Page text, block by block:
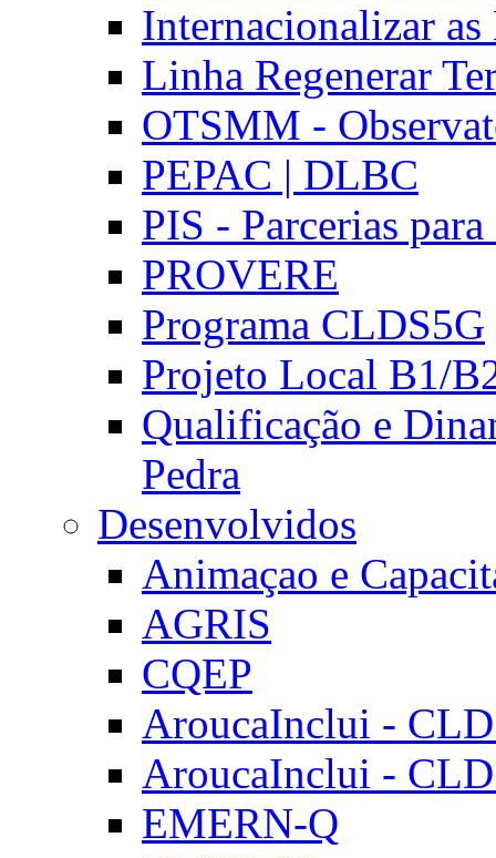
Internacionalizar
Linha Regenerar
OTSMM -
PEPAC | DLBC
PIS - Parcerias
PROVERE
Programa CLDS5G
Projeto Local B1/
Qualificação e
Pedra
Desenvolvidos
Animaçao e
AGRIS
CQEP
AroucaInclui -
AroucaInclui -
EMERN-Q